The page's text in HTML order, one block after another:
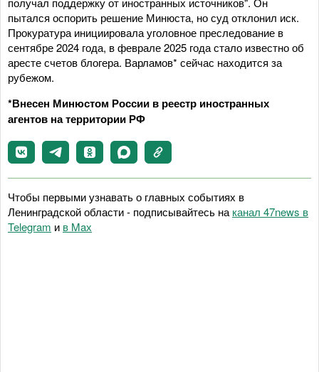
пытался оспорить решение Минюста, но суд отклонил иск.
Прокуратура инициировала уголовное преследование в
сентябре 2024 года, в феврале 2025 года стало известно об
аресте счетов блогера. Варламов* сейчас находится за
рубежом.
*Внесен Минюстом России в реестр иностранных
агентов на территории РФ
Чтобы первыми узнавать о главных событиях в
Ленинградской области - подписывайтесь на канал 47news в
Telegram и в Maх